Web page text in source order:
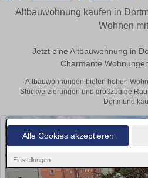
Alle Cookies akzeptieren
Einstellungen
Altbauwohnung kaufen in
Wohnen
Jetzt eine Altbauwohnung in
Charmante
Altbauwohnungen bieten hohen
Stuckverzierungen und großzügige
Dortmund